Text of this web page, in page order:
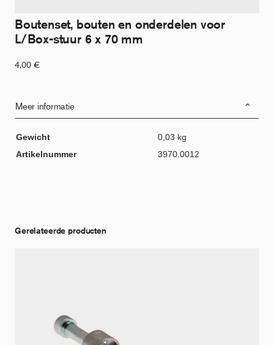
Boutenset, bouten en onderdelen voor
L/Box-stuur 6 x 70 mm
4,00 €
Meer informatie
Gewicht
0,03 kg
Artikelnummer
3970.0012
Gerelateerde producten